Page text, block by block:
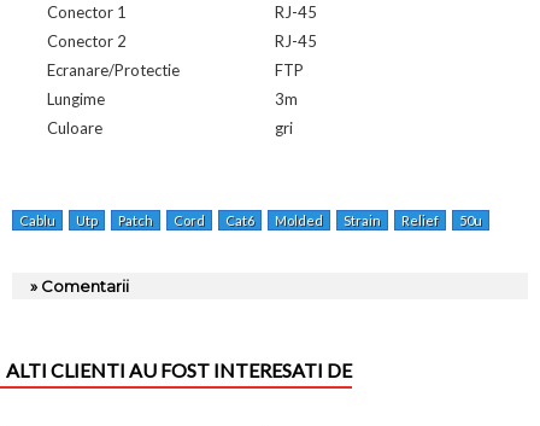
Conector 1
RJ-45
Conector 2
RJ-45
Ecranare/Protectie
FTP
Lungime
3m
Culoare
gri
Cablu Utp Patch Cord Cat6 Molded Strain Relief 50u
» Comentarii
ALTI CLIENTI AU FOST INTERESATI DE